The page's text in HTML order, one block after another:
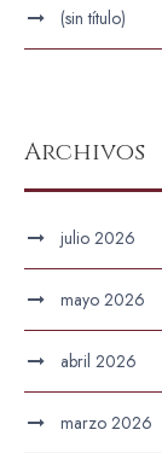
(sin título)
Archivos
julio 2026
mayo 2026
abril 2026
marzo 2026